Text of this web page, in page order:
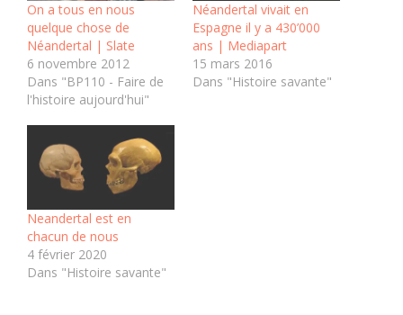
On a tous en nous
quelque chose de
Néandertal | Slate
6 novembre 2012
Dans "BP110 - Faire de
l'histoire aujourd'hui"
Néandertal vivait en
Espagne il y a 430’000
ans | Mediapart
15 mars 2016
Dans "Histoire savante"
Neandertal est en
chacun de nous
4 février 2020
Dans "Histoire savante"